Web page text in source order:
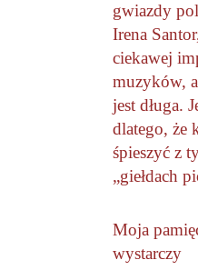
gwiazdy
Irena
ciekawej
muzyków,
jest długa.
dlatego, że
śpieszyć z
„giełdach
Moja
wystarczy